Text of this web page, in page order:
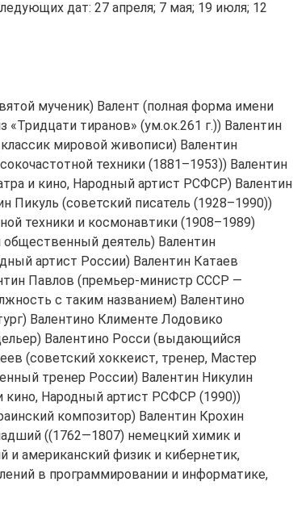
дат: 27 апреля; 7 мая; 19 июля; 12
мученик) Валент (полная форма имени
«Тридцати тиранов» (ум.ок.261 г.)) Валентин
мировой живописи) Валентин
техники (1881–1953)) Валентин
и кино, Народный артист РСФСР) Валентин
(советский писатель (1928–1990))
техники и космонавтики (1908–1989)
общественный деятель) Валентин
артист России) Валентин Катаев
Павлов (премьер-министр СССР —
с таким названием) Валентино
Валентино Клименте Лодовико
Валентино Росси (выдающийся
(советский хоккеист, тренер, Мастер
тренер России) Валентин Никулин
кино, Народный артист РСФСР (1990))
композитор) Валентин Крохин
((1762—1807) немецкий химик и
и американский физик и кибернетик,
в программировании и информатике,